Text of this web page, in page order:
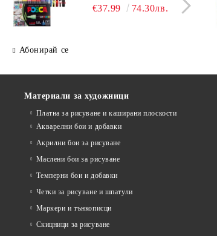
бр. Основни цветове
€37.99 74.30лв.
Абонирай се
Материали за художници
Платна за рисуване и каширани плоскости
Акварелни бои и добавки
Акрилни бои за рисуване
Маслени бои за рисуване
Темперни бои и добавки
Четки за рисуване и шпатули
Маркери и тънкописци
Скицници за рисуване